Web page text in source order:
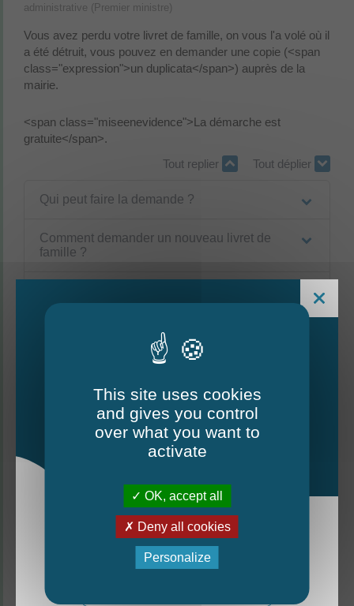
administrative (Premier ministre)
Vous avez perdu votre livret de famille, on vous l'a volé où il
a été détruit, vous pouvez en demander une copie (<span
class="expression">un duplicata</span>) auprès de la
mairie.
<span class="miseenevidence">La démarche est
gratuite</span>.
Tout replier
Tout déplier
Qui peut faire la demande ?
Comment demander un nouveau livret de
famille ?
Quel est le délai pour obtenir un deuxième
Textes de référence
Direction de l'information légale et administrative
comarquage developpé parbaseo.io
Le Mag - édition estivale
La nouvelle édition du Mag est arrivée!
This site uses cookies
and gives you control
over what you want to
activate
OK, accept all
Deny all cookies
Personalize